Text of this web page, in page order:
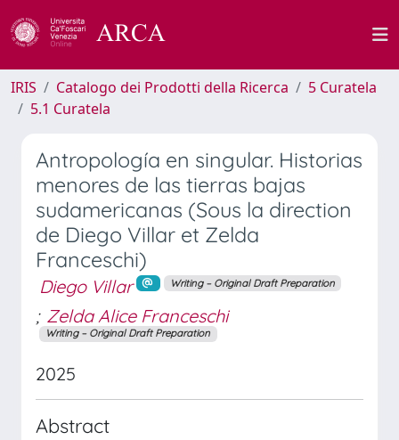
IRIS Catalogo dei Prodotti della Ricerca
5 Curatela
5.1 Curatela
Antropología en singular. Historias
menores de las tierras bajas
sudamericanas (Sous la direction
de Diego Villar et Zelda
Franceschi)
Diego Villar Writing – Original Draft Preparation
; Zelda Alice Franceschi
Writing – Original Draft Preparation
2025
Abstract